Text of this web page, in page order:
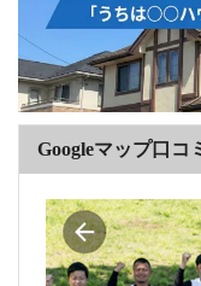
Googleマップ口コ